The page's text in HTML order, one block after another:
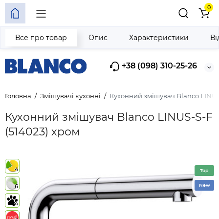
+38 (098) 310-25-26
0
Головна Змішувачі кухонні Кухонний змішувач Blanco
Кухонний змішувач Blanco LINUS-S-F
(514023) хром
Все про товар Опис Характеристики
4
6
4
Top
New